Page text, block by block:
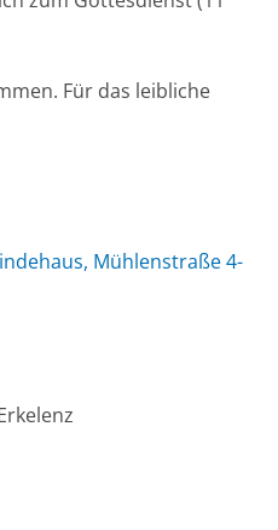
Für das leibliche
Mühlenstraße 4-